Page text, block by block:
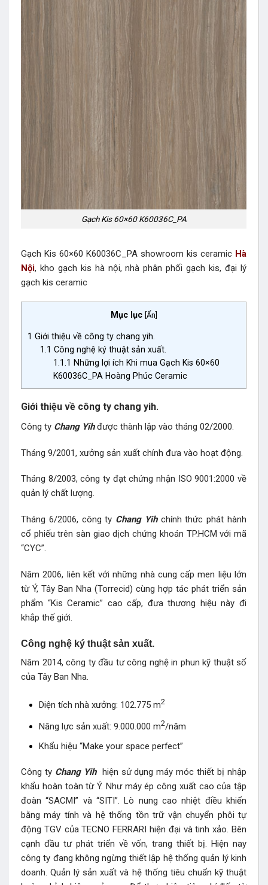
Gạch Kis 60×60 K60036C_PA
Gạch Kis 60×60 K60036C_PA showroom kis ceramic Hà
Nội, kho gạch kis hà nội, nhà phân phối gạch kis, đại lý
gạch kis ceramic
Mục lục [Ẩn]
1 Giới thiệu về công ty chang yih.
1.1 Công nghệ ký thuật sản xuất.
1.1.1 Những lợi ích Khi mua Gạch Kis 60×60
K60036C_PA Hoàng Phúc Ceramic
Giới thiệu về công ty chang yih.
Công ty Chang Yihđược thành lập vào tháng 02/2000.
Tháng 9/2001, xưởng sản xuất chính đưa vào hoạt động.
Tháng 8/2003, công ty đạt chứng nhận ISO 9001:2000 về
quản lý chất lượng.
Tháng 6/2006, công ty Chang Yih chính thức phát hành
cổ phiếu trên sàn giao dịch chứng khoán TP.HCM với mã
“CYC”.
Năm 2006, liên kết với những nhà cung cấp men liệu lớn
từ Ý, Tây Ban Nha (Torrecid) cùng hợp tác phát triển sản
phẩm “Kis Ceramic” cao cấp, đưa thương hiệu này đi
khắp thế giới.
Công nghệ ký thuật sản xuất.
Năm 2014, công ty đầu tư công nghệ in phun kỹ thuật số
của Tây Ban Nha.
Diện tích nhà xưởng: 102.775 m2
Năng lực sản xuất: 9.000.000 m2/năm
Khẩu hiệu “Make your space perfect”
Công ty Chang Yihhiện sử dụng máy móc thiết bị nhập
khẩu hoàn toàn từ Ý. Như máy ép công xuất cao của tập
đoàn “SACMI” và “SITI”. Lò nung cao nhiệt điều khiển
bằng máy tính và hệ thống tồn trữ vận chuyển phôi tự
động TGV của TECNO FERRARI hiện đại và tinh xảo. Bên
cạnh đầu tư phát triển về vốn, trang thiết bị. Hiện nay
công ty đang không ngừng thiết lập hệ thống quản lý kinh
doanh. Quản lý sản xuất và hệ thống tiêu chuẩn kỹ thuật